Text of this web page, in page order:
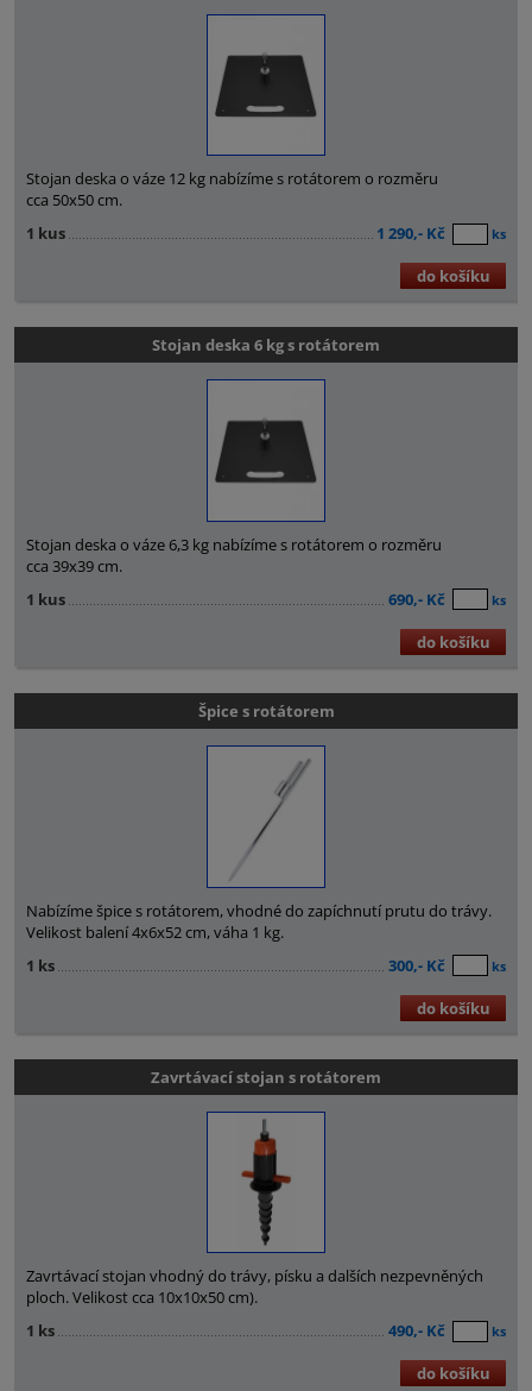
Stojan deska o váze 12 kg nabízíme s rotátorem o rozměru
cca 50x50 cm.
1 kus
1 290,- Kč ks
do košíku
Stojan deska 6 kg s rotátorem
Stojan deska o váze 6,3 kg nabízíme s rotátorem o rozměru
cca 39x39 cm.
1 kus
690,- Kč ks
do košíku
Špice s rotátorem
Nabízíme špice s rotátorem, vhodné do zapíchnutí prutu do trávy.
Velikost balení 4x6x52 cm, váha 1 kg.
1 ks
300,- Kč ks
do košíku
Zavrtávací stojan s rotátorem
Zavrtávací stojan vhodný do trávy, písku a dalších nezpevněných
ploch. Velikost cca 10x10x50 cm).
1 ks
490,- Kč ks
do košíku